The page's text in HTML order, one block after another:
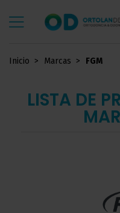
Inicio Marcas FGM
LISTA DE